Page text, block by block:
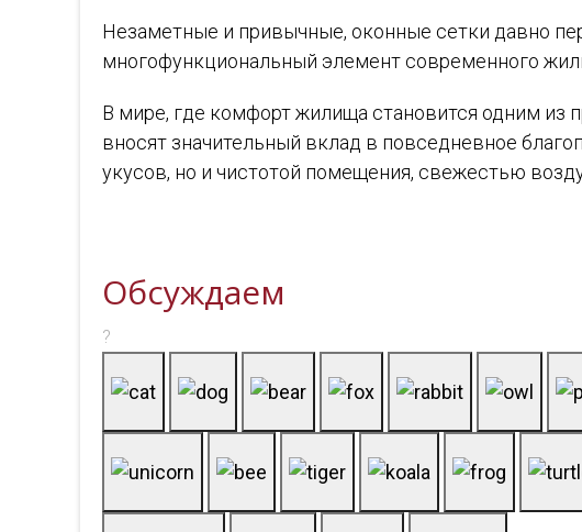
Незаметные и привычные, оконные сетки давно
многофункциональный элемент современного
В мире, где комфорт жилища становится одним из
вносят значительный вклад в повседневное
укусов, но и чистотой помещения, свежестью
Обсуждаем
?